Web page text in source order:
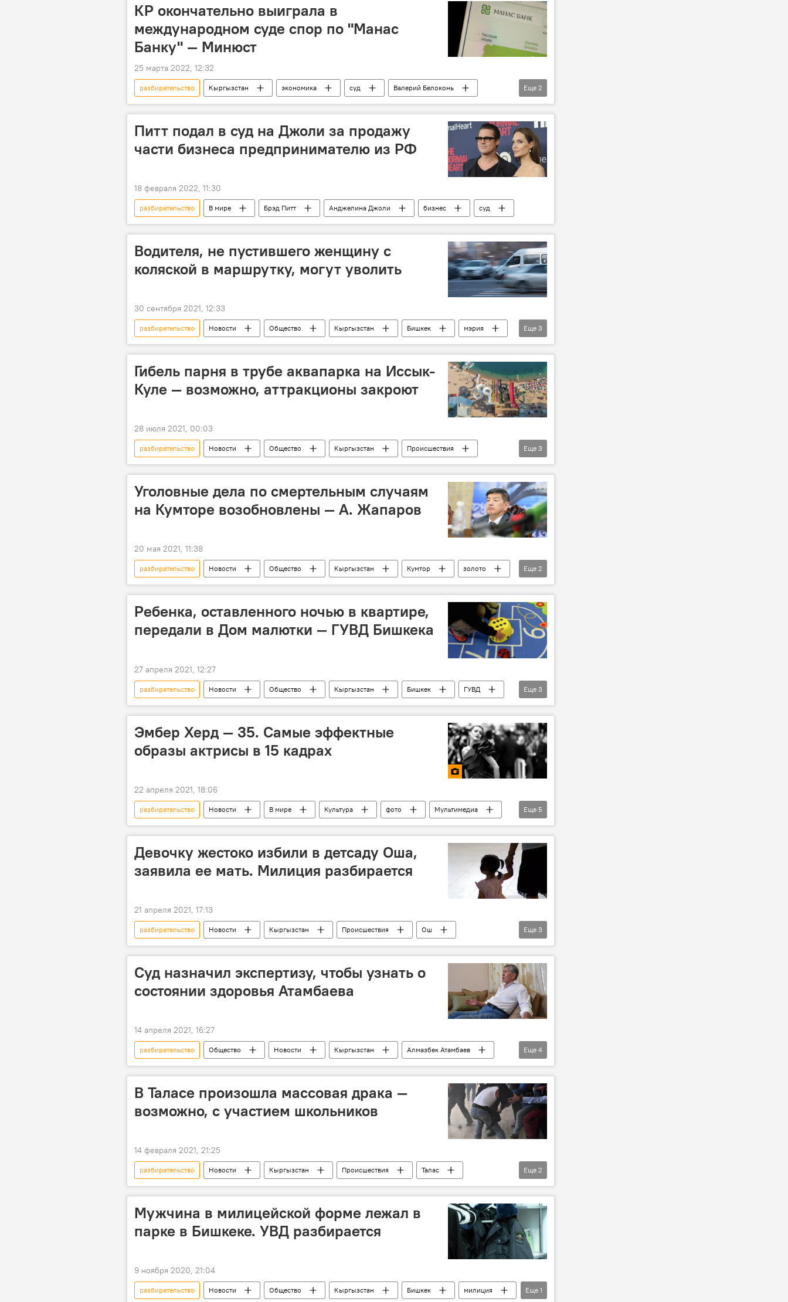
КР окончательно выиграла в
международном суде спор по "Манас
Банку" — Минюст
25 марта 2022, 12:32
разбирательство Кыргызстан экономика суд
Валерий Белоконь
ЗАО "Манас банк"
окончание
Еще 2
Питт подал в суд на Джоли за продажу
части бизнеса предпринимателю из РФ
18 февраля 2022, 11:30
разбирательство В мире Брэд Питт Анджелина Джоли бизнес суд
Водителя, не пустившего женщину с
коляской в маршрутку, могут уволить
30 сентября 2021, 12:33
разбирательство Новости Общество Кыргызстан Бишкек
мэрия
микроавтобус
водитель увольнение
Еще 3
Гибель парня в трубе аквапарка на Иссык-
Куле — возможно, аттракционы закроют
28 июля 2021, 00:03
разбирательство Новости Общество Кыргызстан
Происшествия
Иссык-Куль
смерть Смерть парня в трубе аквапарка на Иссык-Куле
Еще 3
Уголовные дела по смертельным случаям
на Кумторе возобновлены — А. Жапаров
20 мая 2021, 11:38
разбирательство Новости Общество Кыргызстан Кумтор
золото
Акылбек Жапаров
Штраф "Кумтора" в $3 млрд
Еще 2
Ребенка, оставленного ночью в квартире,
передали в Дом малютки — ГУВД Бишкека
27 апреля 2021, 12:27
разбирательство Новости Общество Кыргызстан Бишкек
ГУВД
ребенок
квартира милиция
Еще 3
Эмбер Херд — 35. Самые эффектные
образы актрисы в 15 кадрах
22 апреля 2021, 18:06
разбирательство Новости В мире Культура фото
Мультимедиа
Джонни Депп
актриса карьера скандал Фотолента
Еще 5
Девочку жестоко избили в детсаду Оша,
заявила ее мать. Милиция разбирается
21 апреля 2021, 17:13
разбирательство Новости Кыргызстан Происшествия
Ош
избиение
девочка детский сад УВД
Еще 3
Суд назначил экспертизу, чтобы узнать о
состоянии здоровья Атамбаева
14 апреля 2021, 16:27
разбирательство Общество Новости Кыргызстан
Алмазбек Атамбаев
здоровье
суд экспертиза Суд по делу Алмазбека Атамбаева
Еще 4
В Таласе произошла массовая драка —
возможно, с участием школьников
14 февраля 2021, 21:25
разбирательство Новости Кыргызстан Происшествия
Талас
молодежь
драка
Еще 2
Мужчина в милицейской форме лежал в
парке в Бишкеке. УВД разбирается
9 ноября 2020, 21:04
разбирательство Новости Общество Кыргызстан Бишкек милиция Еще 1